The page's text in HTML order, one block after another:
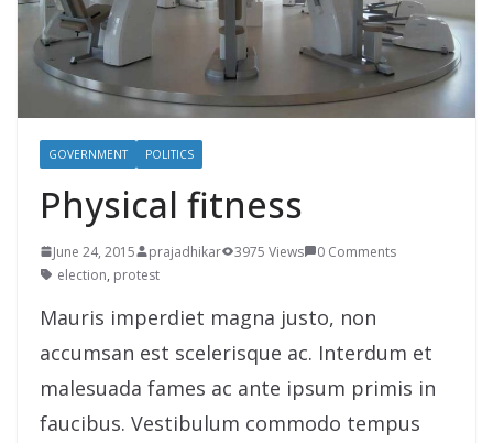
GOVERNMENT POLITICS
Physical fitness
June 24, 2015 prajadhikar 3975 Views
0 Comments
election, protest
Mauris imperdiet magna justo, non
accumsan est scelerisque ac. Interdum et
malesuada fames ac ante ipsum primis in
faucibus. Vestibulum commodo tempus